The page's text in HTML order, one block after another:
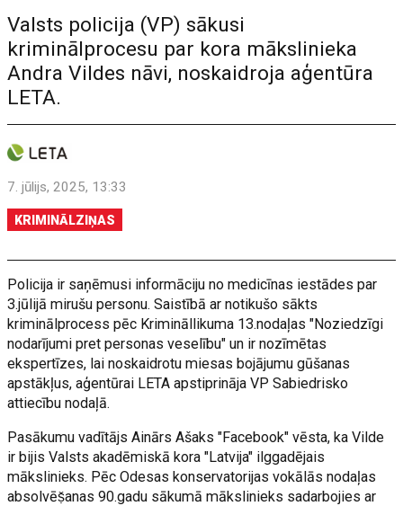
Valsts policija (VP) sākusi
kriminālprocesu par kora mākslinieka
Andra Vildes nāvi, noskaidroja aģentūra
LETA.
7. jūlijs, 2025, 13:33
KRIMINĀLZIŅAS
Policija ir saņēmusi informāciju no medicīnas iestādes par
3.jūlijā mirušu personu. Saistībā ar notikušo sākts
kriminālprocess pēc Krimināllikuma 13.nodaļas "Noziedzīgi
nodarījumi pret personas veselību" un ir nozīmētas
ekspertīzes, lai noskaidrotu miesas bojājumu gūšanas
apstākļus, aģentūrai LETA apstiprināja VP Sabiedrisko
attiecību nodaļā.
Pasākumu vadītājs Ainārs Ašaks "Facebook" vēsta, ka Vilde
ir bijis Valsts akadēmiskā kora "Latvija" ilggadējais
mākslinieks. Pēc Odesas konservatorijas vokālās nodaļas
absolvēṣ̌anas 90.gadu sākumā mākslinieks sadarbojies ar